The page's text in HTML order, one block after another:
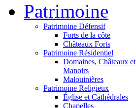
Patrimoine
Patrimoine Défensif
Forts de la côte
Châteaux Forts
Patrimoine Résidentiel
Domaines, Châteaux et
Manoirs
Malouinières
Patrimoine Religieux
Église et Cathédrales
Chapelles